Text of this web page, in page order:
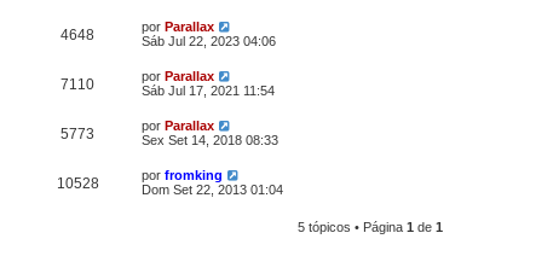
4648 por Parallax
Sáb Jul 22, 2023 04:06
7110 por Parallax
Sáb Jul 17, 2021 11:54
5773 por Parallax
Sex Set 14, 2018 08:33
10528 por fromking
Dom Set 22, 2013 01:04
5 tópicos • Página 1 de 1